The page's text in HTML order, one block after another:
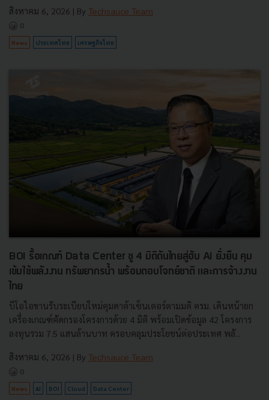
สิงหาคม 6, 2026 | By Techsauce Team
0
News ประเทศไทย เศรษฐกิจไทย
BOI รื้อเกณฑ์ Data Center ชู 4 มิติดันไทยสู่ฮับ AI ยั่งยืน คุม
เข้มใช้พลังงาน ทรัพยากรน้ำ พร้อมตอบโจทย์ชาติ และการจ้างงาน
ไทย
บีโอไอขานรับระเบียบใหม่คุมดาต้าเซ็นเตอร์ตามมติ ครม. เดินหน้ายก
เครื่องเกณฑ์คัดกรองโครงการด้วย 4 มิติ พร้อมเปิดข้อมูล 42 โครงการ
ลงทุนรวม 7.5 แสนล้านบาท ครอบคลุมประโยชน์ต่อประเทศ พลั...
สิงหาคม 6, 2026 | By Techsauce Team
0
News AI BOI Cloud Data Center